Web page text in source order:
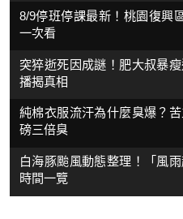
8/9停班停課最新！桃園復
一次看
突猝逝死因成謎！肥大叔暴
播揭真相
純棉衣服流汗為什麼臭爆？
磅三倍臭
白海豚颱風動態整理！「風
時間一覽